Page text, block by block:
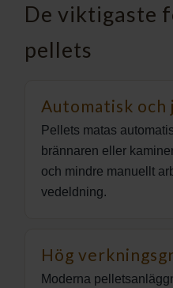
De viktigaste
pellets
Automatisk och
Pellets matas
brännaren eller
och mindre manuellt
vedeldning.
Hög
Moderna